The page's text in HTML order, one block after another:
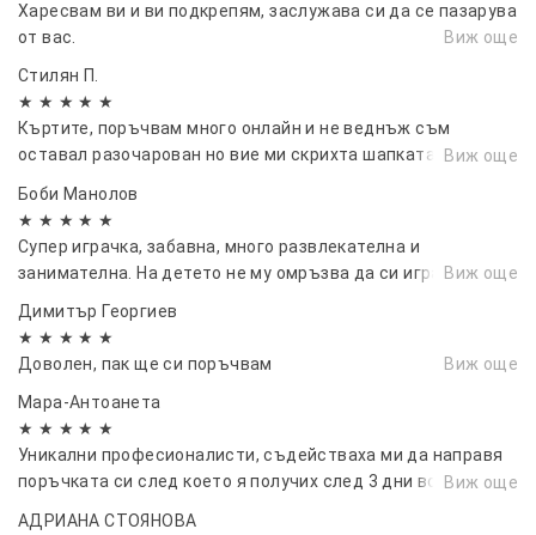
Харесвам ви и ви подкрепям, заслужава си да се пазарува
от вас.
Виж още
Стилян П.
★ ★ ★ ★ ★
Къртите, поръчвам много онлайн и не веднъж съм
оставал разочарован но вие ми скрихта шапката поВиж още
Боби Манолов
★ ★ ★ ★ ★
Супер играчка, забавна, много развлекателна и
занимателна. На детето не му омръзва да си играеВиж още
Димитър Георгиев
★ ★ ★ ★ ★
Доволен, пак ще си поръчвам
Виж още
Мара-Антоанета
★ ★ ★ ★ ★
Уникални професионалисти, съдействаха ми да направя
поръчката си след което я получих след 3 дни всичкоВиж още
АДРИАНА СТОЯНОВА